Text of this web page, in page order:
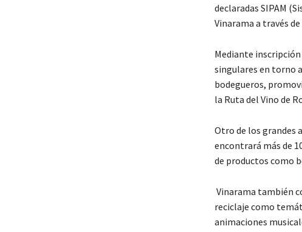
declaradas SIPAM
Vinarama a través
Mediante
singulares en torno
bodegueros,
la Ruta del Vino de
Otro de los grandes
encontrará más de
de productos como
Vinarama también
reciclaje como
animaciones